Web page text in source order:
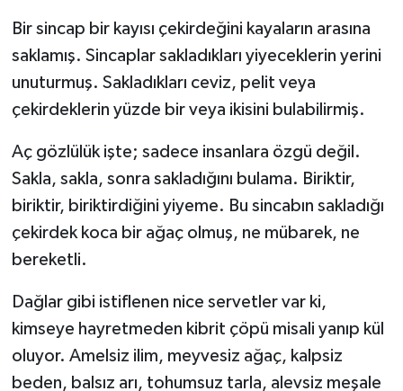
Bir sincap bir kayısı çekirdeğini kayaların arasına
saklamış. Sincaplar sakladıkları yiyeceklerin yerini
unuturmuş. Sakladıkları ceviz, pelit veya
çekirdeklerin yüzde bir veya ikisini bulabilirmiş.
Aç gözlülük işte; sadece insanlara özgü değil.
Sakla, sakla, sonra sakladığını bulama. Biriktir,
biriktir, biriktirdiğini yiyeme. Bu sincabın sakladığı
çekirdek koca bir ağaç olmuş, ne mübarek, ne
bereketli.
Dağlar gibi istiflenen nice servetler var ki,
kimseye hayretmeden kibrit çöpü misali yanıp kül
oluyor. Amelsiz ilim, meyvesiz ağaç, kalpsiz
beden, balsız arı, tohumsuz tarla, alevsiz meşale